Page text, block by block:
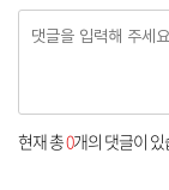
현재 총0개의 댓글이 있